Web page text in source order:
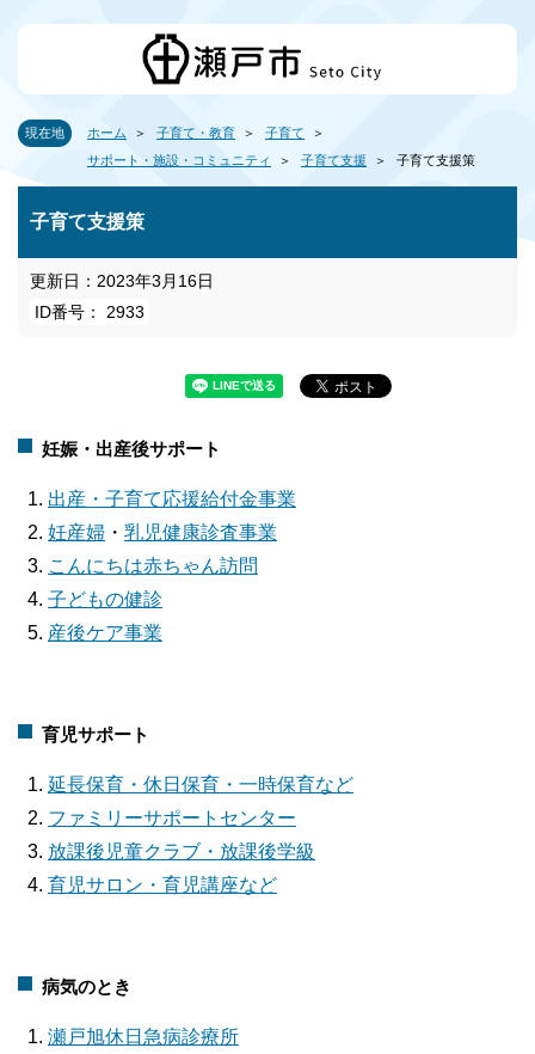
現在地 ホーム 子育て・教育
子育て
サポート・施設・コミュニティ
子育て支援 子育て支援策
子育て支援策
更新日：2023年3月16日
ID番号： 2933
妊娠・出産後サポート
出産・子育て応援給付金事業
妊産婦 ・ 乳児健康診査事業
こんにちは赤ちゃん訪問
子どもの健診
産後ケア事業
育児サポート
延長保育・休日保育・一時保育など
ファミリーサポートセンター
放課後児童クラブ・放課後学級
育児サロン・育児講座など
病気のとき
瀬戸旭休日急病診療所